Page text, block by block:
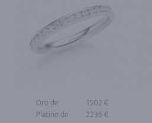
Oro de
1502 €
Platino de
2236 €